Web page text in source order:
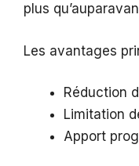
plus
Les avantages
Réduction
Limitation
Apport